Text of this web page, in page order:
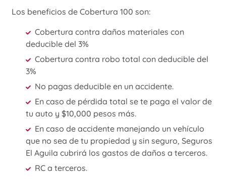
Los beneficios de Cobertura 100 son:
Cobertura contra daños materiales con
deducible del 3%
Cobertura contra robo total con deducible del
3%
No pagas deducible en un accidente.
En caso de pérdida total se te paga el valor de
tu auto y $10,000 pesos más.
En caso de accidente manejando un vehículo
que no sea de tu propiedad y sin seguro, Seguros
El Aguila cubrirá los gastos de daños a terceros.
RC a terceros.